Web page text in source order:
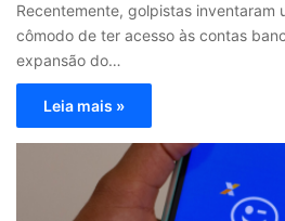
Recentemente, golpistas inventaram
cômodo de ter acesso às contas
expansão do…
Leia mais »